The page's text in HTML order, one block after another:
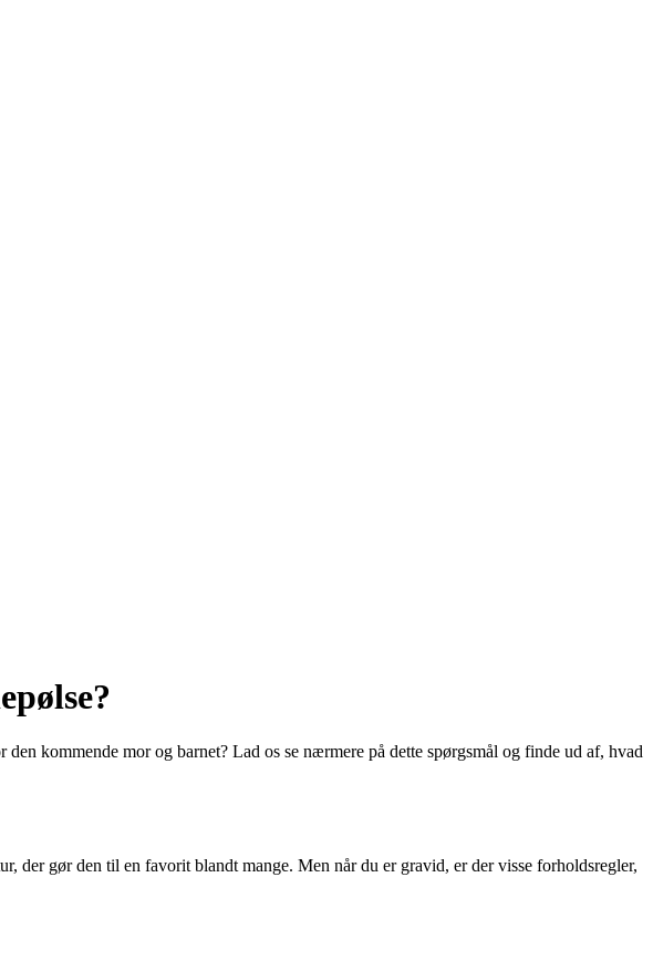
kommende mor og barnet? Lad os se nærmere på dette spørgsmål og finde ud af, hvad
der gør den til en favorit blandt mange. Men når du er gravid, er der visse forholdsregler,